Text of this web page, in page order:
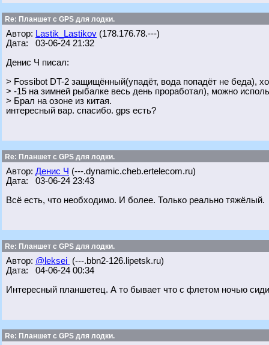
Re: Планшет с GPS для лодки.
Автор: Lastik_Lastikov (178.176.78.---)
Дата: 03-06-24 21:32
Денис Ч писал:
> Fossibot DT-2 защищённый(упадёт, вода попадёт не беда),
> -15 на зимней рыбалке весь день проработал), можно
> Брал на озоне из китая.
интересный вар. спасибо. gps есть?
Re: Планшет с GPS для лодки.
Автор: Денис Ч (---.dynamic.cheb.ertelecom.ru)
Дата: 03-06-24 23:43
Всё есть, что необходимо. И более. Только реально тяжёлый.
Re: Планшет с GPS для лодки.
Автор: @leksei (---.bbn2-126.lipetsk.ru)
Дата: 04-06-24 00:34
Интересный планшетец. А то бывает что с флетом ночью
Re: Планшет с GPS для лодки.